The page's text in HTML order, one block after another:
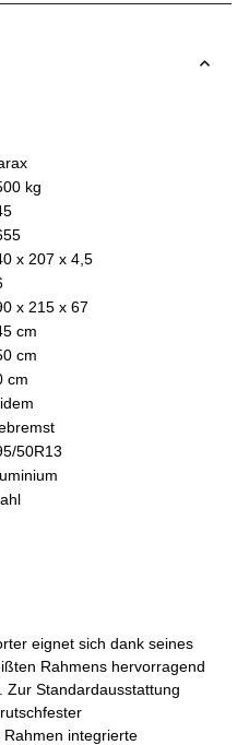
kg
x 207 x 4,5
x 215 x 67
cm
cm
cm
50R13
eignet sich dank seines
Rahmens hervorragend
Zur Standardausstattung
integrierte